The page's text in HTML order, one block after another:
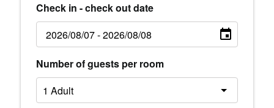
Check in - check out date
Number of guests per room